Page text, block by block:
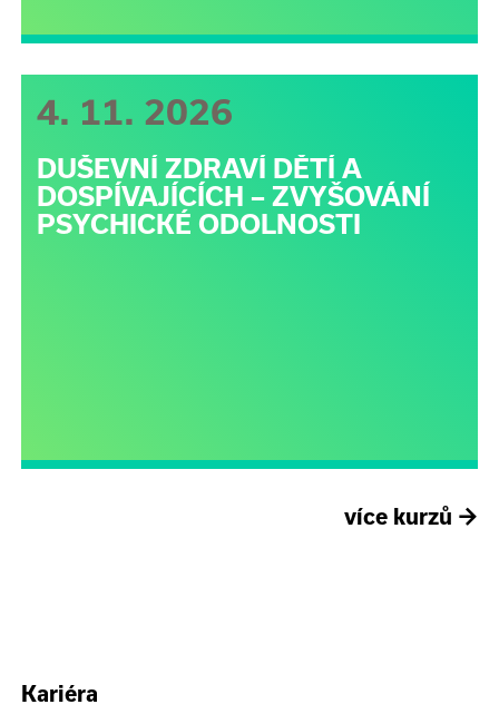
4. 11. 2026
DUŠEVNÍ ZDRAVÍ DĚTÍ A
DOSPÍVAJÍCÍCH – ZVYŠOVÁNÍ
PSYCHICKÉ ODOLNOSTI
více kurzů →
Kariéra